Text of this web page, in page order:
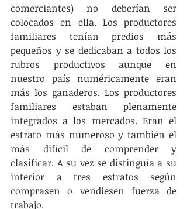
comerciantes) no deberían ser
colocados en ella. Los productores
familiares tenían predios más
pequeños y se dedicaban a todos los
rubros productivos aunque en
nuestro país numéricamente eran
más los ganaderos. Los productores
familiares estaban plenamente
integrados a los mercados. Eran el
estrato más numeroso y también el
más difícil de comprender y
clasificar. A su vez se distinguía a su
interior a tres estratos según
comprasen o vendiesen fuerza de
trabajo.